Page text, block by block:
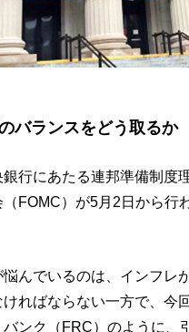
バランスをどう取る
行にあたる連邦準備制度
FOMC）が5月2日から行
んでいるのは、インフレ
ればならない一方で、今
ンク（FRC）のように